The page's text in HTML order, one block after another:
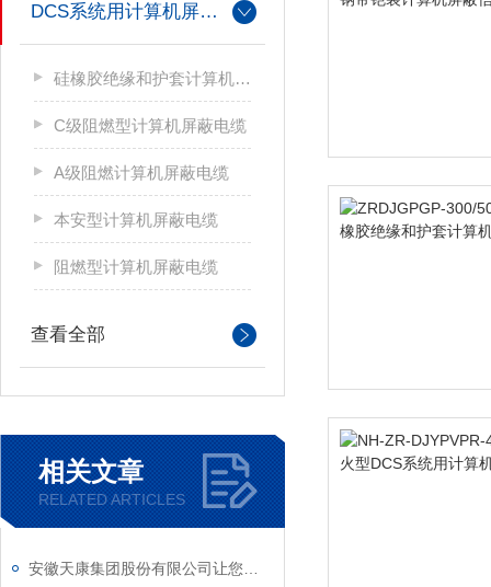
DCS系统用计算机屏蔽电缆
硅橡胶绝缘和护套计算机屏蔽电缆
C级阻燃型计算机屏蔽电缆
A级阻燃计算机屏蔽电缆
本安型计算机屏蔽电缆
阻燃型计算机屏蔽电缆
查看全部
相关文章
RELATED ARTICLES